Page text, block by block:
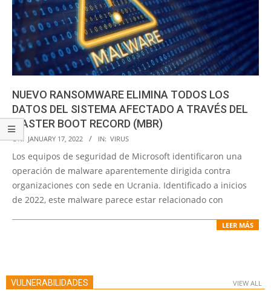
NUEVO RANSOMWARE ELIMINA TODOS LOS
DATOS DEL SISTEMA AFECTADO A TRAVÉS DEL
MASTER BOOT RECORD (MBR)
2022-
01-
17
ON: JANUARY 17, 2022 IN: VIRUS
Los equipos de seguridad de Microsoft identificaron una
operación de malware aparentemente dirigida contra
organizaciones con sede en Ucrania. Identificado a inicios
de 2022, este malware parece estar relacionado con
LEER MÁS
VULNERABILIDADES VIEW ALL